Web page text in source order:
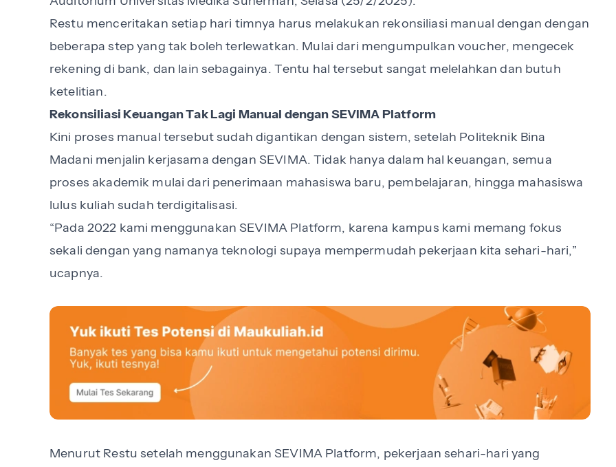
Restu menceritakan setiap hari timnya harus melakukan rekonsiliasi manual dengan dengan
beberapa step yang tak boleh terlewatkan. Mulai dari mengumpulkan voucher, mengecek
rekening di bank, dan lain sebagainya. Tentu hal tersebut sangat melelahkan dan butuh
ketelitian.
Rekonsiliasi Keuangan Tak Lagi Manual dengan SEVIMA Platform
Kini proses manual tersebut sudah digantikan dengan sistem, setelah Politeknik Bina
Madani menjalin kerjasama dengan SEVIMA. Tidak hanya dalam hal keuangan, semua
proses akademik mulai dari penerimaan mahasiswa baru, pembelajaran, hingga mahasiswa
lulus kuliah sudah terdigitalisasi.
“Pada 2022 kami menggunakan SEVIMA Platform, karena kampus kami memang fokus
sekali dengan yang namanya teknologi supaya mempermudah pekerjaan kita sehari-hari,”
ucapnya.
Menurut Restu setelah menggunakan SEVIMA Platform, pekerjaan sehari-hari yang